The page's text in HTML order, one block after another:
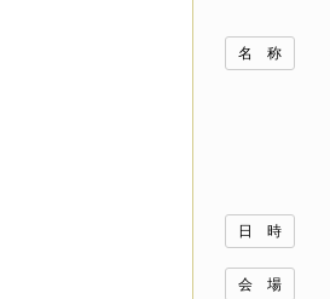
名 称
日 時
会 場